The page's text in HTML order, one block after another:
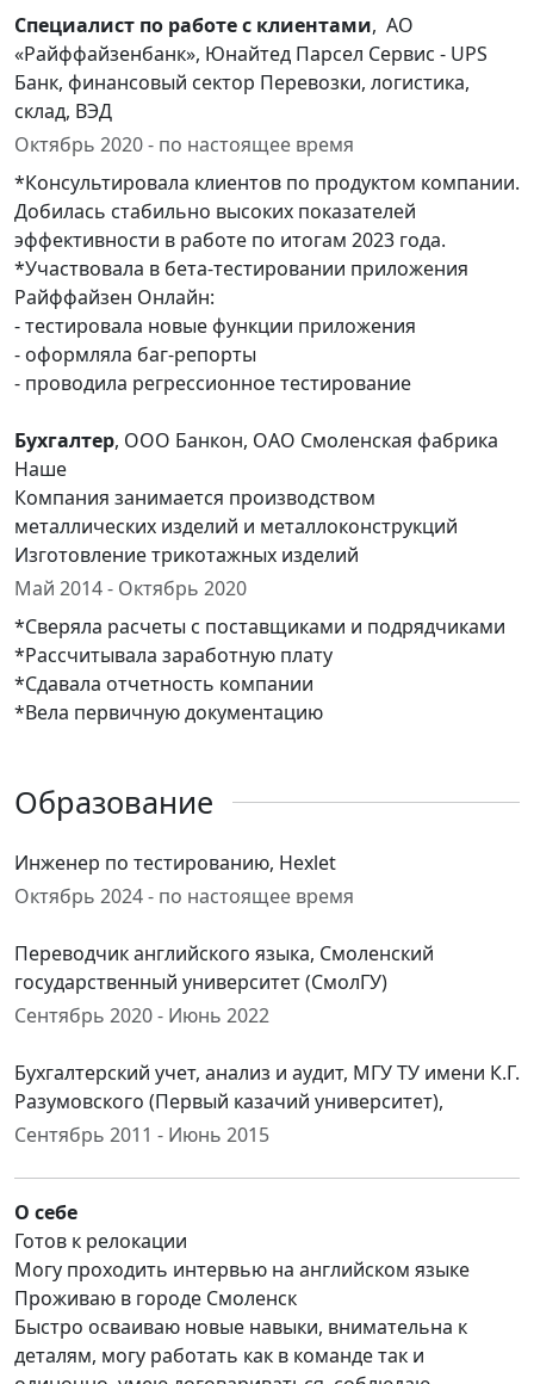
Специалист по работе с клиентами, АО
«Райффайзенбанк», Юнайтед Парсел Сервис - UPS
Банк, финансовый сектор Перевозки, логистика,
склад, ВЭД
Октябрь 2020 - по настоящее время
*Консультировала клиентов по продуктом компании.
Добилась стабильно высоких показателей
эффективности в работе по итогам 2023 года.
*Участвовала в бета-тестировании приложения
Райффайзен Онлайн:
- тестировала новые функции приложения
- оформляла баг-репорты
- проводила регрессионное тестирование
Бухгалтер, ООО Банкон, ОАО Смоленская фабрика
Наше
Компания занимается производством
металлических изделий и металлоконструкций
Изготовление трикотажных изделий
Май 2014 - Октябрь 2020
*Сверяла расчеты с поставщиками и подрядчиками
*Рассчитывала заработную плату
*Сдавала отчетность компании
*Вела первичную документацию
Образование
Инженер по тестированию, Hexlet
Октябрь 2024 - по настоящее время
Переводчик английского языка, Смоленский
государственный университет (СмолГУ)
Сентябрь 2020 - Июнь 2022
Бухгалтерский учет, анализ и аудит, МГУ ТУ имени К.Г.
Разумовского (Первый казачий университет),
Сентябрь 2011 - Июнь 2015
О себе
Готов к релокации
Могу проходить интервью на английском языке
Проживаю в городе Смоленск
Быстро осваиваю новые навыки, внимательна к
деталям, могу работать как в команде так и